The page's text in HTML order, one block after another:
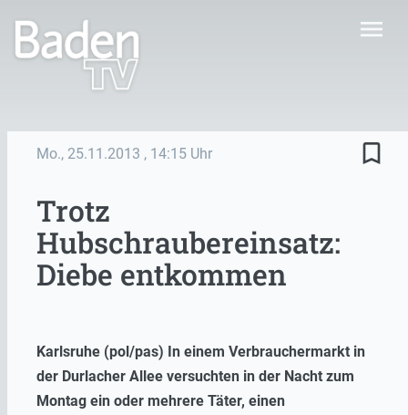
menu
Mo., 25.11.2013 , 14:15 Uhr bookmark_border
Trotz
Hubschraubereinsatz:
Diebe entkommen
Karlsruhe (pol/pas) In einem Verbrauchermarkt in
der Durlacher Allee versuchten in der Nacht zum
Montag ein oder mehrere Täter, einen